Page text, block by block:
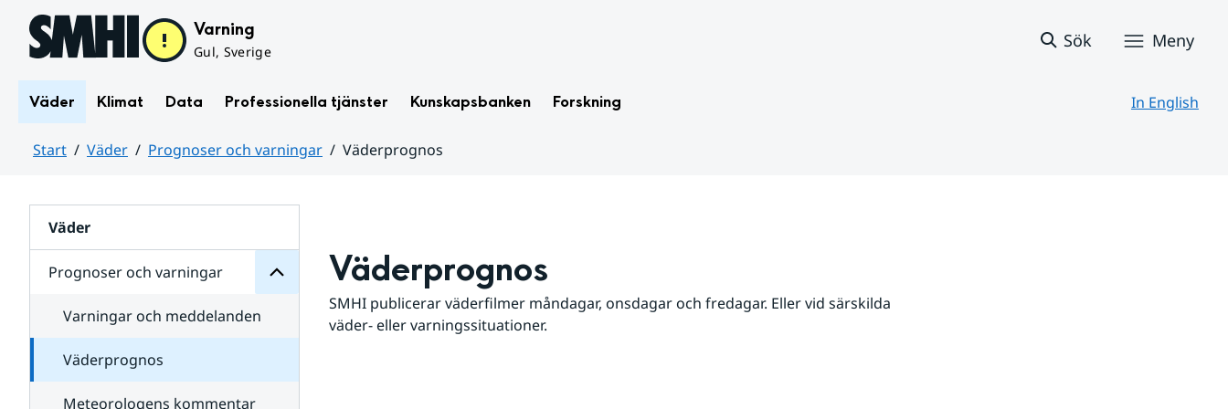
Hoppa till sidans innehåll Varning
Gul, Sverige
Sök Meny
Väder Klimat Data Professionella tjänster Kunskapsbanken Forskning In English
Start Väder Prognoser och varningar
Väderprognos
Väder
Prognoser och varningar
för
varningar
Varningar och meddelanden
Väderprognos
Meteorologens kommentar
Väderprognos
SMHI publicerar väderfilmer måndagar, onsdagar och fredagar. Eller vid särskilda
väder- eller varningssituationer.